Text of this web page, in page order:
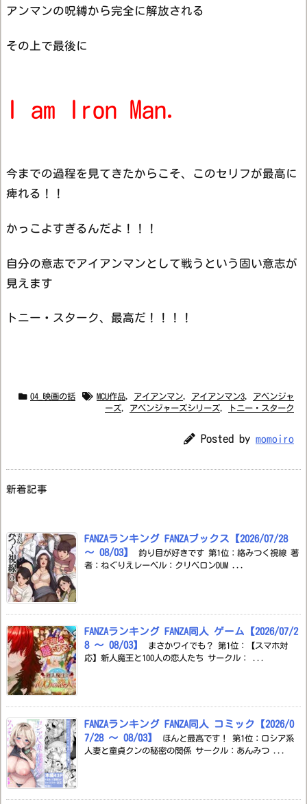
アンマンの呪縛から完全に解放される
その上で最後に
I am Iron Man.
今までの過程を見てきたからこそ、このセリフが最高に
痺れる！！
かっこよすぎるんだよ！！！
自分の意志でアイアンマンとして戦うという固い意志が
見えます
トニー・スターク、最高だ！！！！
04_映画の話 MCU作品, アイアンマン, アイアンマン3, アベンジャ
ーズ, アベンジャーズシリーズ, トニー・スターク
Posted by momoiro
新着記事
FANZAランキング FANZAブックス【2026/07/28
～ 08/03】
釣り目が好きです 第1位：絡みつく視線 著
者：ねぐりえレーベル：クリベロンDUM ...
FANZAランキング FANZA同人 ゲーム【2026/07/2
8 ～ 08/03】
まさかワイでも？ 第1位：【スマホ対
応】新人魔王と100人の恋人たち サークル： ...
FANZAランキング FANZA同人 コミック【2026/0
7/28 ～ 08/03】
ほんと最高です！ 第1位：ロシア系
人妻と童貞クンの秘密の関係 サークル：あんみつ ...